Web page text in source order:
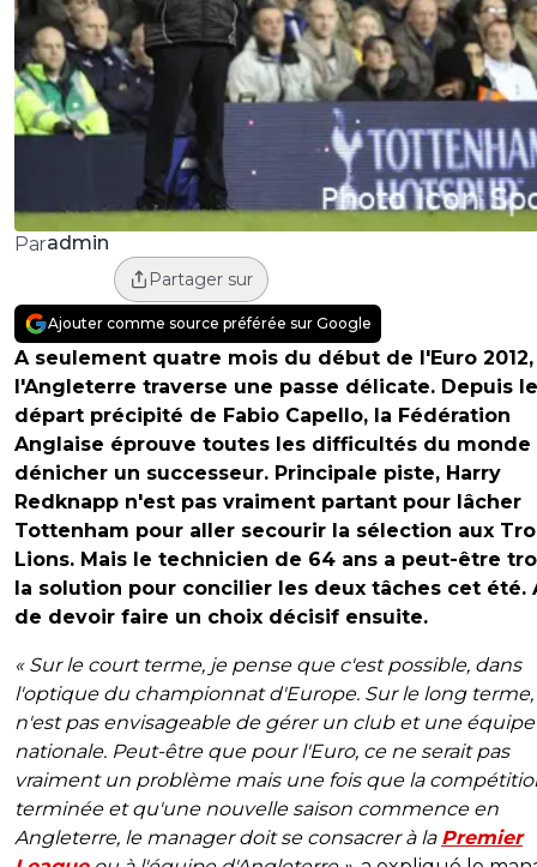
Paradmin
Partager sur
Ajouter comme source préférée sur Google
A seulement quatre mois du début de l'Euro 2012,
l'Angleterre traverse une passe délicate. Depuis le
départ précipité de Fabio Capello, la Fédération
Anglaise éprouve toutes les difficultés du monde
dénicher un successeur. Principale piste, Harry
Redknapp n'est pas vraiment partant pour lâcher
Tottenham pour aller secourir la sélection aux
Lions. Mais le technicien de 64 ans a peut-être
la solution pour concilier les deux tâches cet été.
de devoir faire un choix décisif ensuite.
« Sur le court terme, je pense que c'est possible, dans
l'optique du championnat d'Europe. Sur le long terme,
n'est pas envisageable de gérer un club et une équipe
nationale. Peut-être que pour l'Euro, ce ne serait pas
vraiment un problème mais une fois que la
terminée et qu'une nouvelle saison commence en
Angleterre, le manager doit se consacrer à la Premier